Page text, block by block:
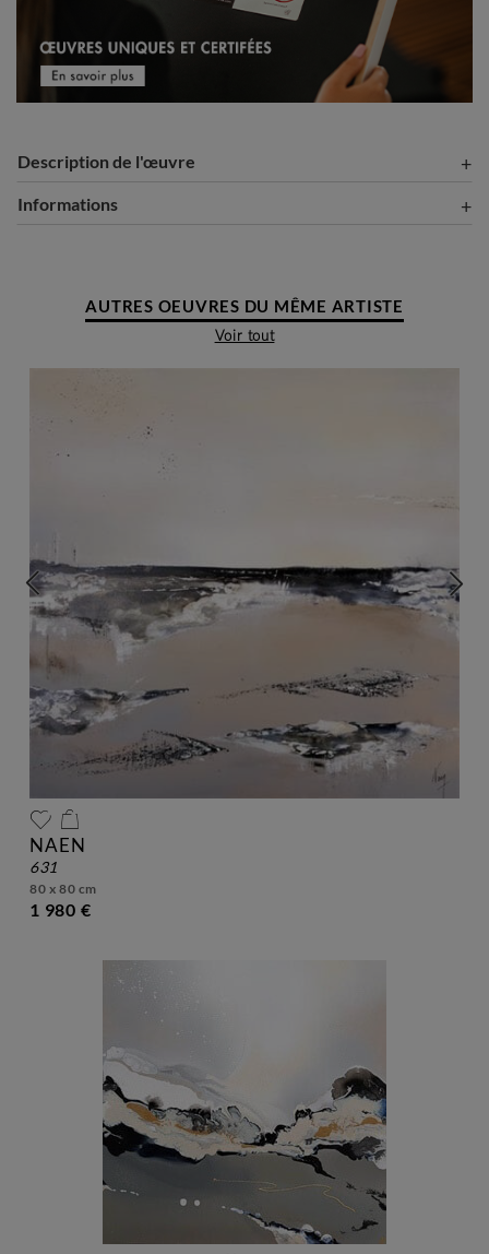
Description de l'œuvre
Informations
AUTRES OEUVRES DU MÊME ARTISTE
Voir tout
NAEN
631
80 x 80 cm
1 980 €